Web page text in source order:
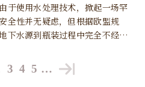
于使用水处理技术，掀起一场罕
全性并无疑虑，但根据欧盟规
下水源到瓶装过程中完全不经改
3 4 5 …